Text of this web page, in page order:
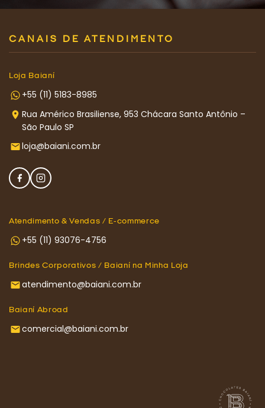
CANAIS DE ATENDIMENTO
Loja Baianí
+55 (11) 5183-8985
Rua Américo Brasiliense, 953 Chácara Santo Antônio –
São Paulo SP
loja@baiani.com.br
Atendimento & Vendas / E-commerce
+55 (11) 93076-4756
Brindes Corporativos / Baianí na Minha Loja
atendimento@baiani.com.br
Baianí Abroad
comercial@baiani.com.br